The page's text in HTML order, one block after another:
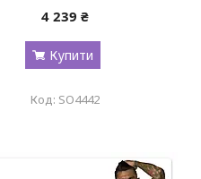
4 239 ₴
Купити
SO4442